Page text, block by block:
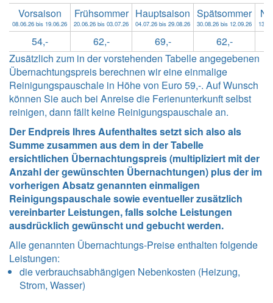
Vorsaison
08.06.26 bis 19.06.26
Frühsommer
20.06.26 bis 03.07.26
Hauptsaison
04.07.26 bis 29.08.26
Spätsommer
30.08.26 bis 12.09.26
54,- 62,- 69,-
62,-
Zusätzlich zum in der vorstehenden Tabelle angegebenen
Übernachtungspreis berechnen wir eine einmalige
Reinigungspauschale in Höhe von Euro 59,-. Auf Wunsch
können Sie auch bei Anreise die Ferienunterkunft selbst
reinigen, dann fällt keine Reinigungspauschale an.
Der Endpreis Ihres Aufenthaltes setzt sich also als
Summe zusammen aus dem in der Tabelle
ersichtlichen Übernachtungspreis (multipliziert mit der
Anzahl der gewünschten Übernachtungen) plus der im
vorherigen Absatz genannten einmaligen
Reinigungspauschale sowie eventueller zusätzlich
vereinbarter Leistungen, falls solche Leistungen
ausdrücklich gewünscht und gebucht werden.
Alle genannten Übernachtungs-Preise enthalten folgende
Leistungen:
die verbrauchsabhängigen Nebenkosten (Heizung,
Strom, Wasser)